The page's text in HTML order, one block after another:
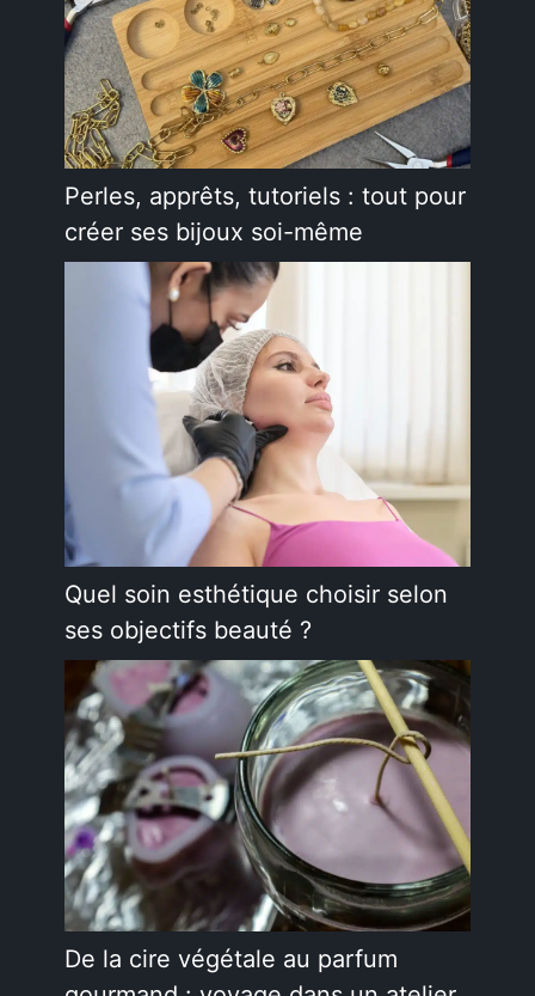
Perles, apprêts, tutoriels : tout pour
créer ses bijoux soi-même
Quel soin esthétique choisir selon
ses objectifs beauté ?
De la cire végétale au parfum